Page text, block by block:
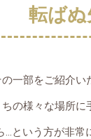
転ばぬ
一部をご紹介い
の様々な場所に
という方が非常